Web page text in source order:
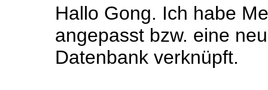
Hallo Gong. Ich habe
angepasst bzw. eine
Datenbank verknüpft.